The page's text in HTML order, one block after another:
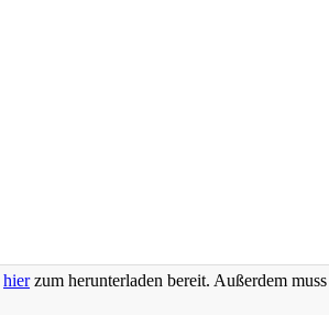
hierzum herunterladen bereit. Außerdem